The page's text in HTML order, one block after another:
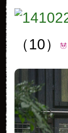
（10）